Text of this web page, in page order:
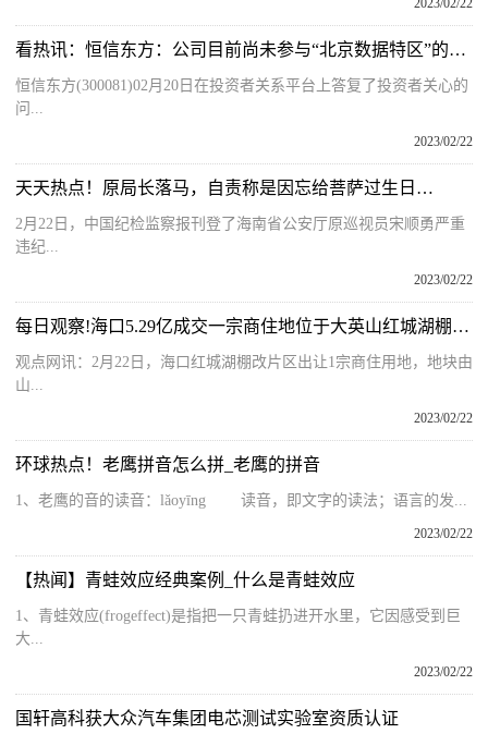
2023/02/22
看热讯：恒信东方：公司目前尚未参与“北京数据特区”的项目或合作
恒信东方(300081)02月20日在投资者关系平台上答复了投资者关心的
问...
2023/02/22
天天热点！原局长落马，自责称是因忘给菩萨过生日…
2月22日，中国纪检监察报刊登了海南省公安厅原巡视员宋顺勇严重
违纪...
2023/02/22
每日观察!海口5.29亿成交一宗商住地位于大英山红城湖棚改片区
观点网讯：2月22日，海口红城湖棚改片区出让1宗商住用地，地块由
山...
2023/02/22
环球热点！老鹰拼音怎么拼_老鹰的拼音
1、老鹰的音的读音：lǎoyīng 读音，即文字的读法；语言的发...
2023/02/22
【热闻】青蛙效应经典案例_什么是青蛙效应
1、青蛙效应(frogeffect)是指把一只青蛙扔进开水里，它因感受到巨
大...
2023/02/22
国轩高科获大众汽车集团电芯测试实验室资质认证